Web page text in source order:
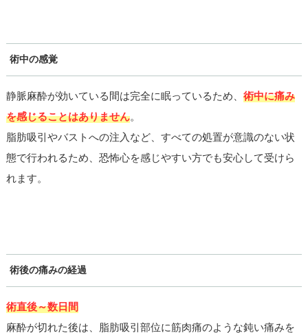
術中の感覚
静脈麻酔が効いている間は完全に眠っているため、 術中に痛み
を感じることはありません。
脂肪吸引やバストへの注入など、すべての処置が意識のない状
態で行われるため、恐怖心を感じやすい方でも安心して受けら
れます。
術後の痛みの経過
術直後～数日間
麻酔が切れた後は、脂肪吸引部位に筋肉痛のような鈍い痛みを